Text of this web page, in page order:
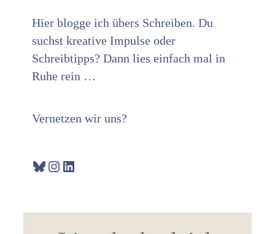
Hier blogge ich übers Schreiben. Du
suchst kreative Impulse oder
Schreibtipps? Dann lies einfach mal in
Ruhe rein …
Vernetzen wir uns?
Bluesky
Instagram
LinkedIn